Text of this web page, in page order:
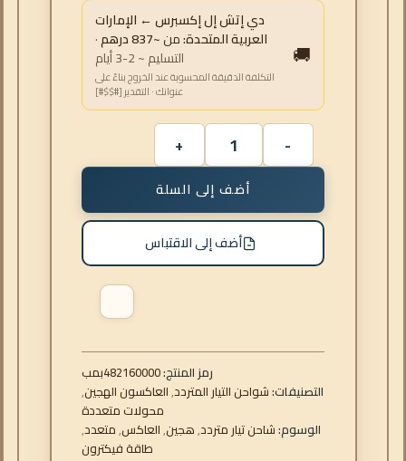
🚚
دي إتش إل إكسبرس ← الإمارات
العربية المتحدة:من~837 درهم
·
التسليم ~ 2-3 أيام
التكلفة الدقيقة المحسوبة عند الخروج بناءً على
عنوانك · التقدير [#$$#]
أضف إلى السلة
أضف إلى الاقتباس
رمز المنتج: بمب482160000
التصنيفات:شواحن التيار المتردد,العاكسون الهجين,
محولات متعددة
الوسوم:شاحن تيار متردد,هجين,العاكس,متعدد,
طاقة فيكترون